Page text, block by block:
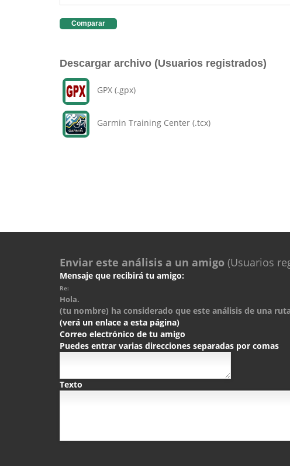
Comparar
Descargar archivo (Usuarios registrados)
GPX (.gpx)
Garmin Training Center (.tcx)
Enviar este análisis a un amigo (Usuarios
Mensaje que recibirá tu amigo:
Re:
Hola.
(tu nombre) ha considerado que este análisis de una
(verá un enlace a esta página)
Correo electrónico de tu amigo
Puedes entrar varias direcciones separadas por comas
Texto